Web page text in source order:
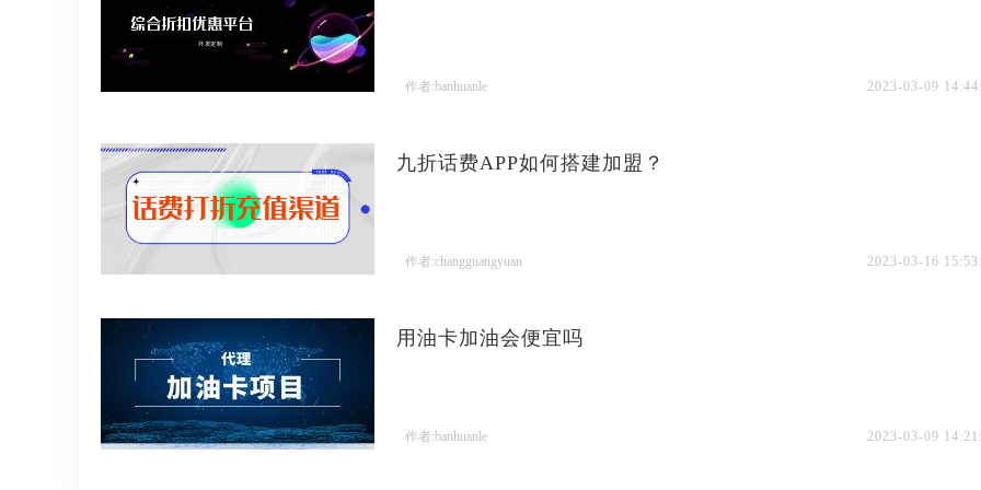
作者:banhuanle 2023-03-09
九折话费APP如何搭建加盟？
作者:changguangyuan 2023-03-16
用油卡加油会便宜吗
作者:banhuanle 2023-03-09